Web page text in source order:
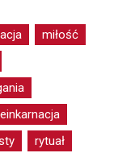
miłość
rytuał